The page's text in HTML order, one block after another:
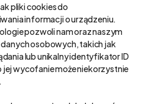
pliki cookies do
informacji o urządzeniu.
pozwoli nam oraz naszym
osobowych, takich jak
lub unikalny identyfikator ID
wycofanie może niekorzystnie